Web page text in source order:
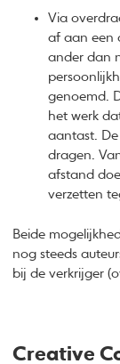
Via
af aan een
ander dan
genoemd.
het werk
aantast.
dragen.
afstand
verzetten
Beide
nog steeds
bij de verkrijger
Creative